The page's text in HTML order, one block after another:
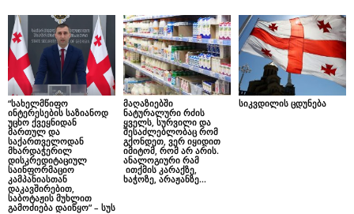
“სახელმწიფო
ინტერესების საზიანოდ
უცხო ქვეყნიდან
მართულ და
საქართველოდან
მხარდაჭერილ
დისკრედიტაციულ
საინფორმაციო
კამპანიასთან
დაკავშირებით,
საბოტაჟის მუხლით
გამოძიება დაიწყო” – სუს
მაღაზიებში
ნატურალური რძის
ყველს, სურვილი და
შესაძლებლობაც რომ
გქონდეთ, ვერ იყიდით
იმიტომ, რომ არ არის.
ანალოგიური რამ
ითქმის კარაქზე,
ხაჭოზე, არაჟანზე…
სიკვდილის ცდუნება